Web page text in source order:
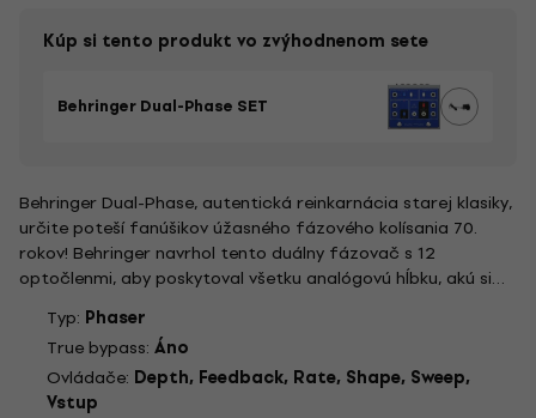
Kúp si tento produkt vo zvýhodnenom sete
Behringer Dual-Phase SET
Behringer Dual-Phase, autentická reinkarnácia starej klasiky,
určite poteší fanúšikov úžasného fázového kolísania 70.
rokov! Behringer navrhol tento duálny fázovač s 12
optočlenmi, aby poskytoval všetku analógovú hĺbku, akú si
môžete želať. Dva generátory – každý s individuálnym
ovládaním rýchlosti a tvaru – vytvárajú fázovo posunuté
tóny, ktoré...
Typ: Phaser
True bypass: Áno
Ovládače: Depth, Feedback, Rate, Shape, Sweep,
Vstup